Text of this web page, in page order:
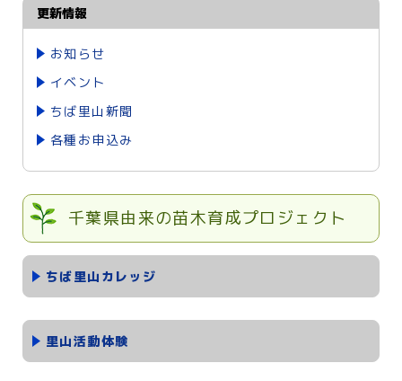
更新情報
お知らせ
イベント
ちば里山新聞
各種お申込み
千葉県由来の苗木育成プロジェクト
ちば里山カレッジ
里山活動体験